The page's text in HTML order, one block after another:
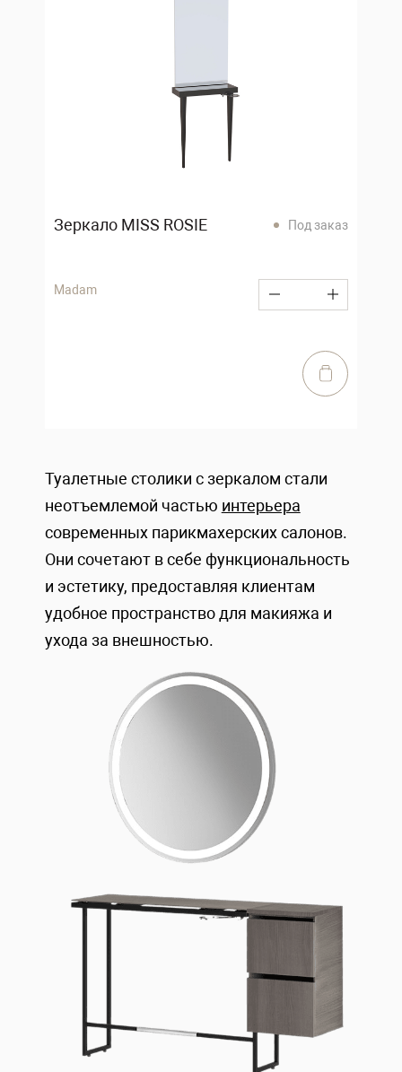
Зеркало MISS ROSIE Под заказ
Madam
Туалетные столики с зеркалом стали
неотъемлемой частью интерьера
современных парикмахерских салонов.
Они сочетают в себе функциональность
и эстетику, предоставляя клиентам
удобное пространство для макияжа и
ухода за внешностью.